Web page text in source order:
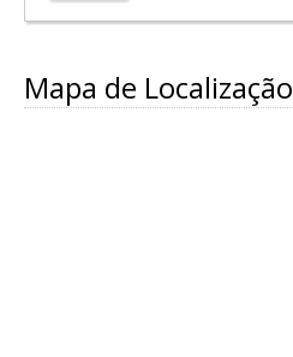
Mapa de Localização